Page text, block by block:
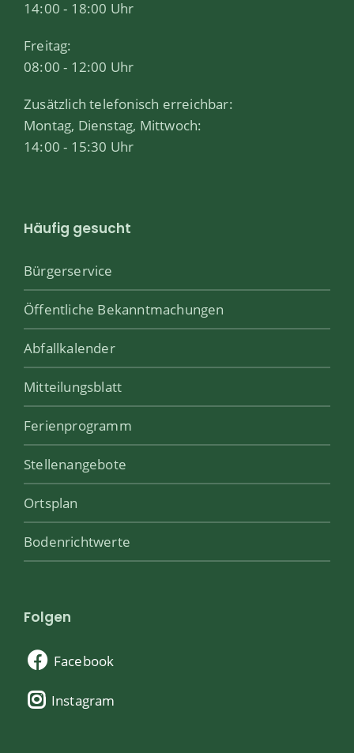
14:00 - 18:00 Uhr
Freitag:
08:00 - 12:00 Uhr
Zusätzlich telefonisch erreichbar:
Montag, Dienstag, Mittwoch:
14:00 - 15:30 Uhr
Häufig gesucht
Bürgerservice
Öffentliche Bekanntmachungen
Abfallkalender
Mitteilungsblatt
Ferienprogramm
Stellenangebote
Ortsplan
Bodenrichtwerte
Folgen
Facebook
Instagram